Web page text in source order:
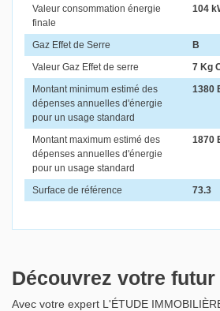
Valeur consommation énergie
finale
104
Gaz Effet de Serre
B
Valeur Gaz Effet de serre
7 Kg
Montant minimum estimé des
dépenses annuelles d'énergie
pour un usage standard
1380
Montant maximum estimé des
dépenses annuelles d'énergie
pour un usage standard
1870
Surface de référence 73.3
Découvrez votre
Avec votre expert L'ÉTUDE